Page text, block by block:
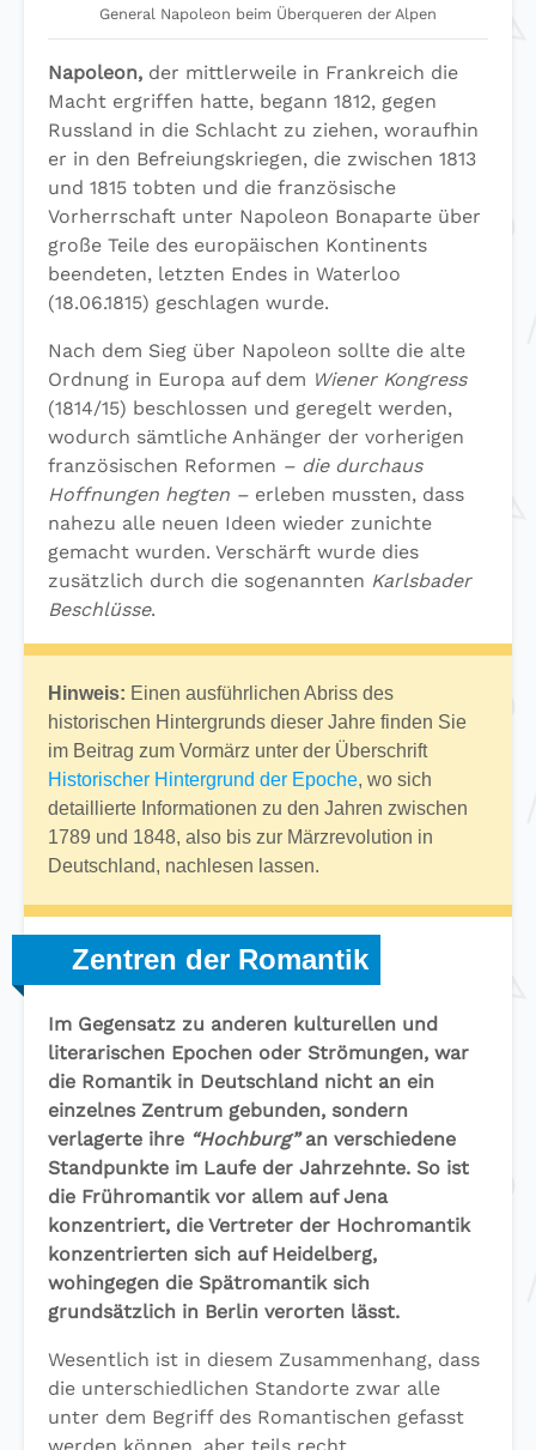
General Napoleon beim Überqueren der Alpen
Napoleon, der mittlerweile in Frankreich die
Macht ergriffen hatte, begann 1812, gegen
Russland in die Schlacht zu ziehen, woraufhin
er in den Befreiungskriegen, die zwischen 1813
und 1815 tobten und die französische
Vorherrschaft unter Napoleon Bonaparte über
große Teile des europäischen Kontinents
beendeten, letzten Endes in Waterloo
(18.06.1815) geschlagen wurde.
Nach dem Sieg über Napoleon sollte die alte
Ordnung in Europa auf dem Wiener Kongress
(1814/15) beschlossen und geregelt werden,
wodurch sämtliche Anhänger der vorherigen
französischen Reformen – die durchaus
Hoffnungen hegten – erleben mussten, dass
nahezu alle neuen Ideen wieder zunichte
gemacht wurden. Verschärft wurde dies
zusätzlich durch die sogenannten Karlsbader
Beschlüsse.
Hinweis: Einen ausführlichen Abriss des
historischen Hintergrunds dieser Jahre finden Sie
im Beitrag zum Vormärz unter der Überschrift
Historischer Hintergrund der Epoche, wo sich
detaillierte Informationen zu den Jahren zwischen
1789 und 1848, also bis zur Märzrevolution in
Deutschland, nachlesen lassen.
Zentren der Romantik
Im Gegensatz zu anderen kulturellen und
literarischen Epochen oder Strömungen, war
die Romantik in Deutschland nicht an ein
einzelnes Zentrum gebunden, sondern
verlagerte ihre “Hochburg”an verschiedene
Standpunkte im Laufe der Jahrzehnte. So ist
die Frühromantik vor allem auf Jena
konzentriert, die Vertreter der Hochromantik
konzentrierten sich auf Heidelberg,
wohingegen die Spätromantik sich
grundsätzlich in Berlin verorten lässt.
Wesentlich ist in diesem Zusammenhang, dass
die unterschiedlichen Standorte zwar alle
unter dem Begriff des Romantischen gefasst